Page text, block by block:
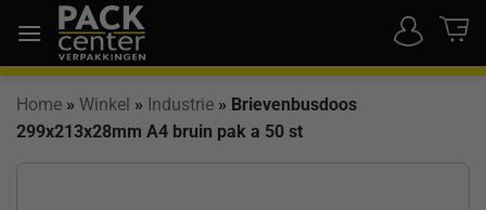
naar
inhoud
Home » Winkel » Industrie » Brievenbusdoos
299x213x28mm A4 bruin pak a 50 st